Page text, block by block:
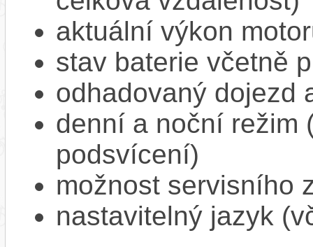
aktuální výkon
stav baterie včetně
odhadovaný dojezd
denní a noční režim
podsvícení)
možnost servisního
nastavitelný jazyk